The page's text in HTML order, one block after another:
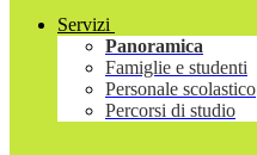
Servizi
Panoramica
Famiglie e studenti
Personale scolastico
Percorsi di studio